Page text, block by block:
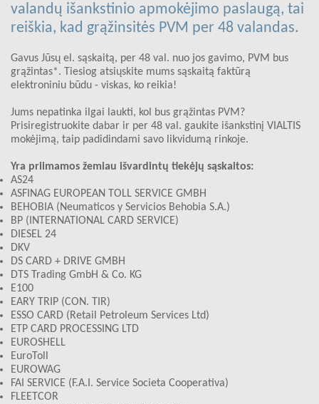
valandų išankstinio apmokėjimo paslaugą, tai
reiškia, kad grąžinsitės PVM per 48 valandas.
Gavus Jūsų el. sąskaitą, per 48 val. nuo jos gavimo, PVM bus
grąžintas*. Tiesiog atsiųskite mums sąskaitą faktūrą
elektroniniu būdu - viskas, ko reikia!
Jums nepatinka ilgai laukti, kol bus grąžintas PVM?
Prisiregistruokite dabar ir per 48 val. gaukite išankstinį VIALTIS
mokėjimą, taip padidindami savo likvidumą rinkoje.
Yra priimamos žemiau išvardintų tiekėjų sąskaitos:
AS24
ASFINAG EUROPEAN TOLL SERVICE GMBH
BEHOBIA (Neumaticos y Servicios Behobia S.A.)
BP (INTERNATIONAL CARD SERVICE)
DIESEL 24
DKV
DS CARD + DRIVE GMBH
DTS Trading GmbH & Co. KG
E100
EARY TRIP (CON. TIR)
ESSO CARD (Retail Petroleum Services Ltd)
ETP CARD PROCESSING LTD
EUROSHELL
EuroToll
EUROWAG
FAI SERVICE (F.A.I. Service Societa Cooperativa)
FLEETCOR